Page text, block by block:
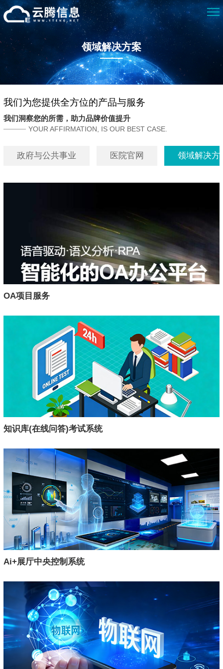
领域解决方案
我们为您提供全方位的产品与服务
我们洞察您的所需，助力品牌价值提升
YOUR AFFIRMATION, IS OUR BEST CASE.
政府与公共事业 医院官网 领域解决方
OA项目服务
知识库(在线问答)考试系统
Ai+展厅中央控制系统